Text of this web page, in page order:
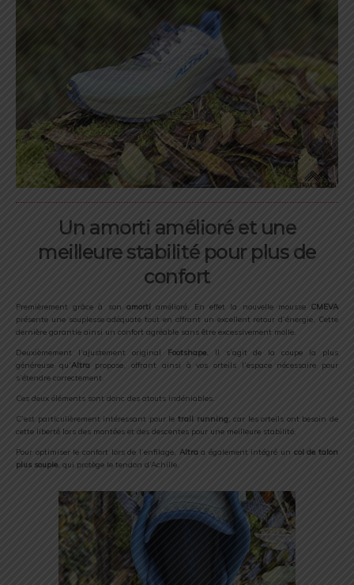
Un amorti amélioré et une
meilleure stabilité pour plus de
confort
Premièrement grâce à son amorti amélioré. En effet la nouvelle mousse CMEVA
présente une souplesse adéquate tout en offrant un excellent retour d’énergie. Cette
dernière garantie ainsi un confort agréable sans être excessivement molle.
Deuxièmement l’ajustement original
Footshape. Il s’agit de la coupe la plus
généreuse qu’Altrapropose, offrant ainsi à vos orteils l’espace nécessaire pour
s’étendre correctement.
Ces deux éléments sont donc des atouts indéniables.
C’est particulièrement intéressant pour le trail running, car les orteils ont besoin de
cette liberté lors des montées et des descentes pour une meilleure stabilité.
Pour optimiser le confort lors de l’enfilage, Altra a également intégré un col de talon
plus souple, qui protège le tendon d’Achille.